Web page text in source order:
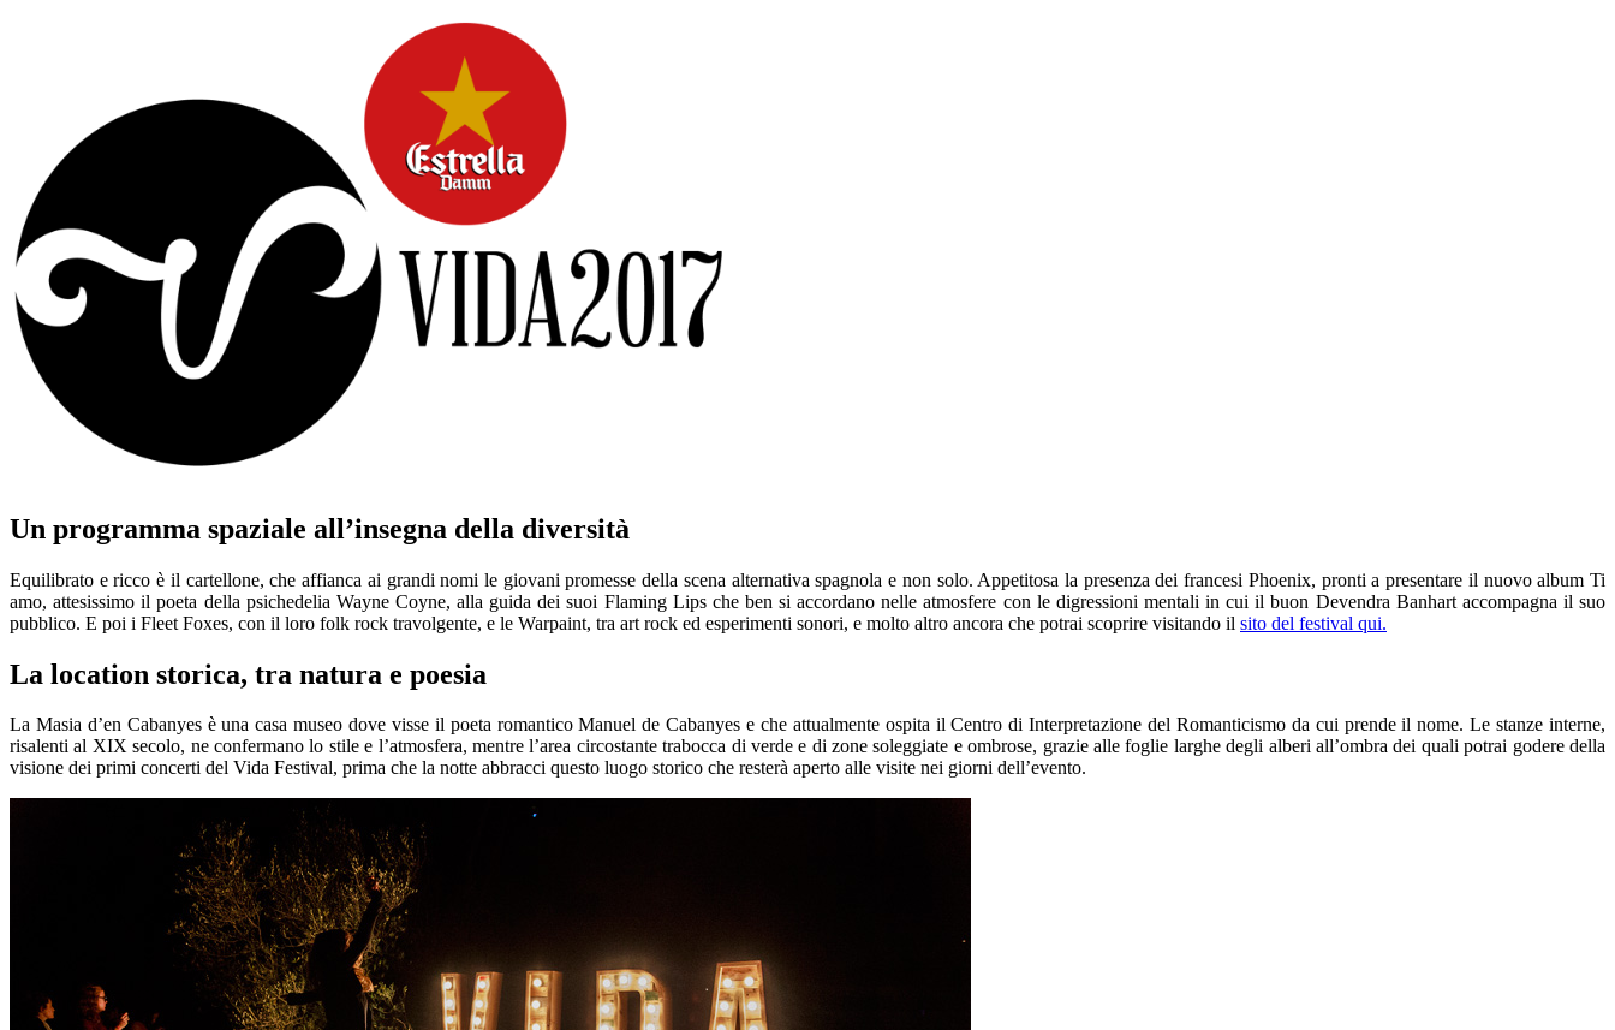
Un programma spaziale all’insegna della diversità
Equilibrato e ricco è il cartellone, che affianca ai grandi nomi le giovani promesse della scena alternativa spagnola e non solo. Appetitosa la presenza dei francesi Phoenix, pronti a presentare il nuovo album Ti
amo, attesissimo il poeta della psichedelia Wayne Coyne, alla guida dei suoi Flaming Lips che ben si accordano nelle atmosfere con le digressioni mentali in cui il buon Devendra Banhart accompagna il suo
pubblico. E poi i Fleet Foxes, con il loro folk rock travolgente, e le Warpaint, tra art rock ed esperimenti sonori, e molto altro ancora che potrai scoprire visitando il sito del festival qui.
La location storica, tra natura e poesia
La Masia d’en Cabanyes è una casa museo dove visse il poeta romantico Manuel de Cabanyes e che attualmente ospita il Centro di Interpretazione del Romanticismo da cui prende il nome. Le stanze interne,
risalenti al XIX secolo, ne confermano lo stile e l’atmosfera, mentre l’area circostante trabocca di verde e di zone soleggiate e ombrose, grazie alle foglie larghe degli alberi all’ombra dei quali potrai godere della
visione dei primi concerti del Vida Festival, prima che la notte abbracci questo luogo storico che resterà aperto alle visite nei giorni dell’evento.